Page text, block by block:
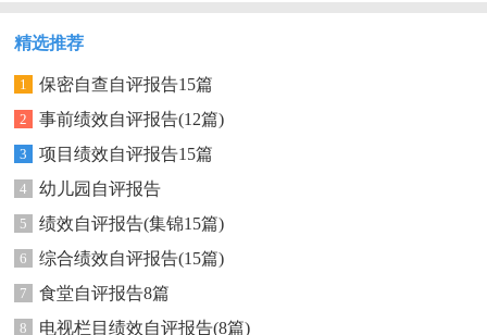
精选推荐
1 保密自查自评报告15篇
2 事前绩效自评报告(12篇)
3 项目绩效自评报告15篇
4 幼儿园自评报告
5 绩效自评报告(集锦15篇)
6 综合绩效自评报告(15篇)
7 食堂自评报告8篇
8 电视栏目绩效自评报告(8篇)